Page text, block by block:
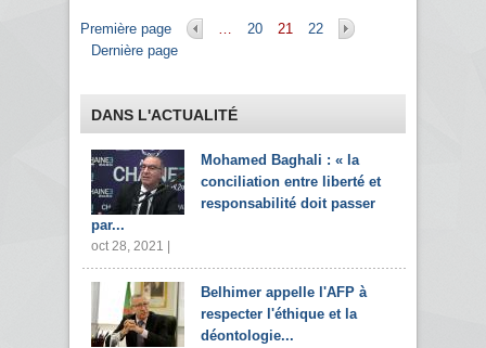
Pages
Première page … 20 21
22
Dernière page
DANS L'ACTUALITÉ
Mohamed Baghali : « la
conciliation entre liberté et
responsabilité doit passer
par...
oct 28, 2021 |
Belhimer appelle l'AFP à
respecter l'éthique et la
déontologie...